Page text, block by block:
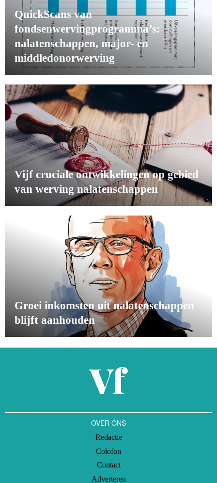
QuickScans van
fondsenwervingprogramma’s:
nalatenschappen, major- en
middledonorwerving
Vijf cruciale ontwikkelingen op gebied
van werving nalatenschappen
Groei inkomsten uit nalatenschappen
blijft aanhouden
OVER ONS
Redactie
Colofon
Contact
Adverteren